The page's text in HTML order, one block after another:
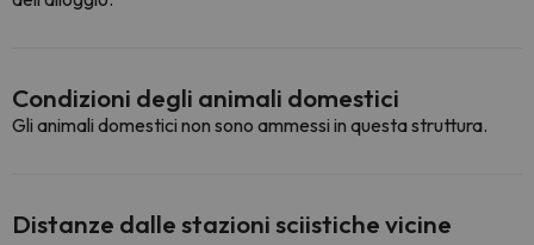
Condizioni degli animali domestici
Gli animali domestici non sono ammessi in questa struttura.
Distanze dalle stazioni sciistiche vicine